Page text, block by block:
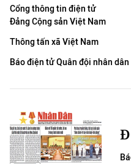
Cổng thông tin điện tử
Đảng Cộng sản Việt Nam
Thông tấn xã Việt Nam
Báo điện tử Quân đội nhân dân